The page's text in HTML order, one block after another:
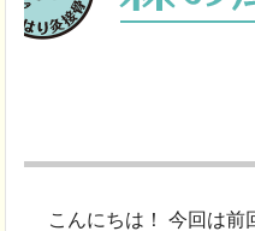
こんにちは！ 今回は前